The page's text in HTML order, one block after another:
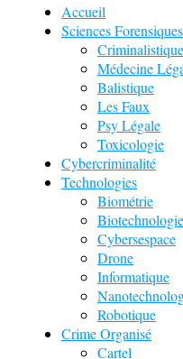
Accueil
Sciences Forensiques
Criminalistique
Médecine
Balistique
Les Faux
Psy Légale
Toxicologie
Cybercriminalité
Technologies
Biométrie
Biotechnologie
Cybersespace
Drone
Informatique
Robotique
Crime Organisé
Cartel